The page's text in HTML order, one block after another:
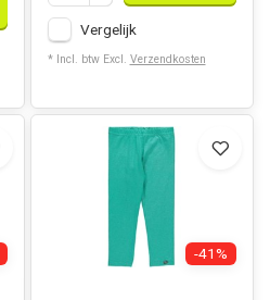
Vergelijk
* Incl. btw Excl. Verzendkosten
-41%